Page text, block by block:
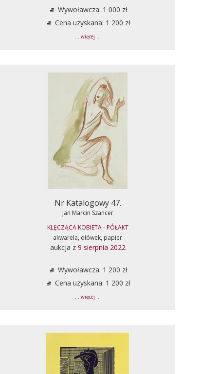
Wywoławcza: 1 000 zł
Cena uzyskana: 1 200 zł
... więcej ...
Nr Katalogowy 47.
Jan Marcin Szancer
KLĘCZĄCA KOBIETA - PÓŁAKT
akwarela, ołówek, papier
aukcja z 9 sierpnia 2022
Wywoławcza: 1 200 zł
Cena uzyskana: 1 200 zł
... więcej ...